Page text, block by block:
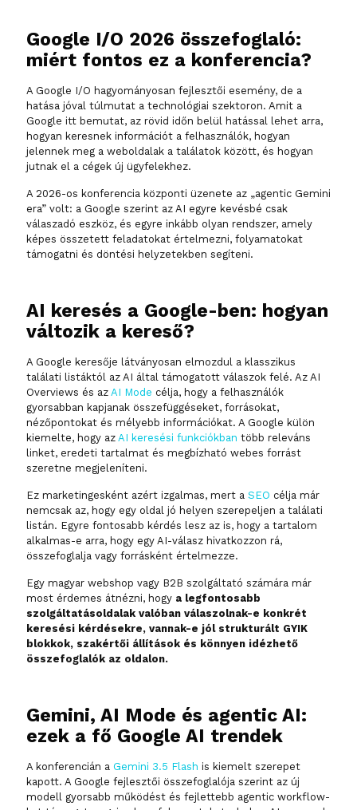
Google I/O 2026 összefoglaló:
miért fontos ez a konferencia?
A Google I/O hagyományosan fejlesztői esemény, de a
hatása jóval túlmutat a technológiai szektoron. Amit a
Google itt bemutat, az rövid időn belül hatással lehet arra,
hogyan keresnek információt a felhasználók, hogyan
jelennek meg a weboldalak a találatok között, és hogyan
jutnak el a cégek új ügyfelekhez.
A 2026-os konferencia központi üzenete az „agentic Gemini
era” volt: a Google szerint az AI egyre kevésbé csak
válaszadó eszköz, és egyre inkább olyan rendszer, amely
képes összetett feladatokat értelmezni, folyamatokat
támogatni és döntési helyzetekben segíteni.
AI keresés a Google-ben: hogyan
változik a kereső?
A Google keresője látványosan elmozdul a klasszikus
találati listáktól az AI által támogatott válaszok felé. Az AI
Overviews és az AI Mode célja, hogy a felhasználók
gyorsabban kapjanak összefüggéseket, forrásokat,
nézőpontokat és mélyebb információkat. A Google külön
kiemelte, hogy az AI keresési funkciókban több releváns
linket, eredeti tartalmat és megbízható webes forrást
szeretne megjeleníteni.
Ez marketingesként azért izgalmas, mert a SEO célja már
nemcsak az, hogy egy oldal jó helyen szerepeljen a találati
listán. Egyre fontosabb kérdés lesz az is, hogy a tartalom
alkalmas-e arra, hogy egy AI-válasz hivatkozzon rá,
összefoglalja vagy forrásként értelmezze.
Egy magyar webshop vagy B2B szolgáltató számára már
most érdemes átnézni, hogy a legfontosabb
szolgáltatásoldalak valóban válaszolnak-e konkrét
keresési kérdésekre, vannak-e jól strukturált GYIK
blokkok, szakértői állítások és könnyen idézhető
összefoglalók az oldalon.
Gemini, AI Mode és agentic AI:
ezek a fő Google AI trendek
A konferencián a Gemini 3.5 Flash is kiemelt szerepet
kapott. A Google fejlesztői összefoglalója szerint az új
modell gyorsabb működést és fejlettebb agentic workflow-